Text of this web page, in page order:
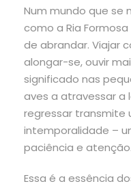
Num mundo que se
como a Ria
de abrandar. Viajar
alongar-se, ouvir
significado nas
aves a atravessar a
regressar transmite
intemporalidade –
paciência e atenção.
Essa é a essência